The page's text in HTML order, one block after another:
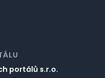
portálů s.r.o.